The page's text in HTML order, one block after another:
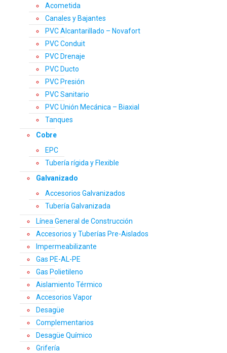
Acometida
Canales y Bajantes
PVC Alcantarillado – Novafort
PVC Conduit
PVC Drenaje
PVC Ducto
PVC Presión
PVC Sanitario
PVC Unión Mecánica – Biaxial
Tanques
Cobre
EPC
Tubería rígida y Flexible
Galvanizado
Accesorios Galvanizados
Tubería Galvanizada
Línea General de Construcción
Accesorios y Tuberías Pre-Aislados
Impermeabilizante
Gas PE-AL-PE
Gas Polietileno
Aislamiento Térmico
Accesorios Vapor
Desagüe
Complementarios
Desagüe Químico
Grifería